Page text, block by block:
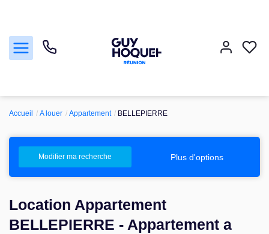
Vendre
Faire gérer
Accueil A louer Appartement BELLEPIERRE
Modifier ma recherche Plus d'options
Location Appartement
BELLEPIERRE - Appartement a